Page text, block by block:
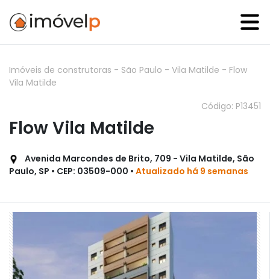
Imóveis de construtoras - São Paulo - Vila Matilde - Flow
Vila Matilde
Código: P13451
Flow Vila Matilde
Avenida Marcondes de Brito, 709 - Vila Matilde, São
Paulo, SP • CEP: 03509-000 • Atualizado há 9 semanas